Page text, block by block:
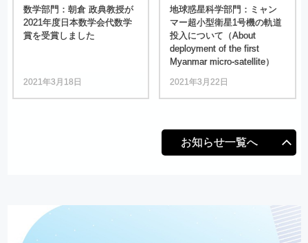
数学部門： 朝倉 政典教授が
2021年度日本数学会代数学
賞を受賞しました
2021年3月18日
地球惑星科学部門： ミャン
マー超小型衛星1号機の軌道
投入について （About
deployment of the first
Myanmar micro-satellite）
2021年3月22日
お知らせ一覧へ